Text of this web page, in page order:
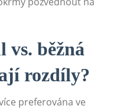
vs. běžná
rozdíly?
preferována ve